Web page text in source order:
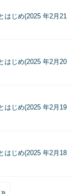
はじめ(2025 年2月21
はじめ(2025 年2月20
はじめ(2025 年2月19
はじめ(2025 年2月18